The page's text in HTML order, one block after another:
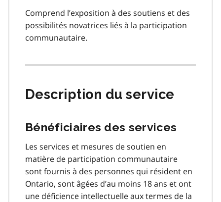
Comprend l’exposition à des soutiens et des
possibilités novatrices liés à la participation
communautaire.
Description du service
Bénéficiaires des services
Les services et mesures de soutien en
matière de participation communautaire
sont fournis à des personnes qui résident en
Ontario, sont âgées d’au moins 18 ans et ont
une déficience intellectuelle aux termes de la